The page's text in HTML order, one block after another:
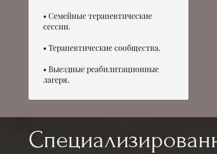
Семейные терапевтические
сессии.
Терапевтические сообщества.
Выездные реабилитационные
лагеря.